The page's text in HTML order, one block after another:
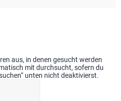
aus, in denen gesucht werden
mit durchsucht, sofern du
unten nicht deaktivierst.